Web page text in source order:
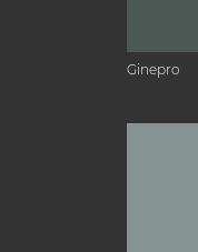
Ginepro